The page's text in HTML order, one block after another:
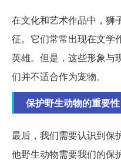
在文化和艺术作品中，狮
征。它们常常出现在文学
英雄。但是，这些形象与
们并不适合作为宠物。
保护野生动物的重要性
最后，我们需要认识到保
他野生动物需要我们的保